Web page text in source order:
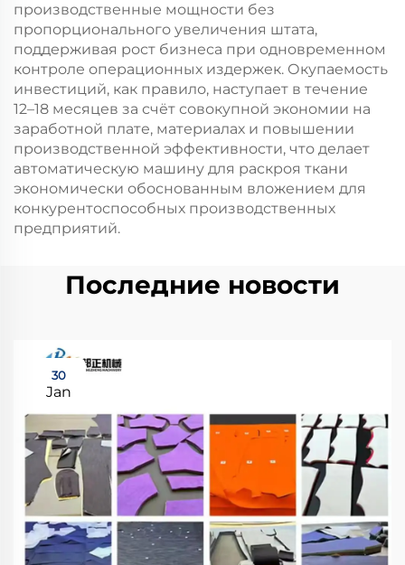
производственные мощности без
пропорционального увеличения штата,
поддерживая рост бизнеса при одновременном
контроле операционных издержек. Окупаемость
инвестиций, как правило, наступает в течение
12–18 месяцев за счёт совокупной экономии на
заработной плате, материалах и повышении
производственной эффективности, что делает
автоматическую машину для раскроя ткани
экономически обоснованным вложением для
конкурентоспособных производственных
предприятий.
Последние новости
30
Jan